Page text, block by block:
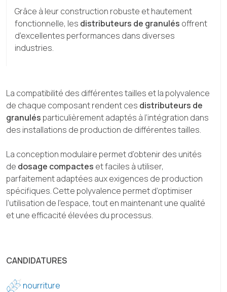
Grâce à leur construction robuste et hautement
fonctionnelle, les distributeurs de granulés offrent
d’excellentes performances dans diverses
industries.
La compatibilité des différentes tailles et la polyvalence
de chaque composant rendent ces distributeurs de
granulés particulièrement adaptés à l’intégration dans
des installations de production de différentes tailles.
La conception modulaire permet d’obtenir des unités
de dosage compactes et faciles à utiliser,
parfaitement adaptées aux exigences de production
spécifiques. Cette polyvalence permet d’optimiser
l’utilisation de l’espace, tout en maintenant une qualité
et une efficacité élevées du processus.
CANDIDATURES
nourriture